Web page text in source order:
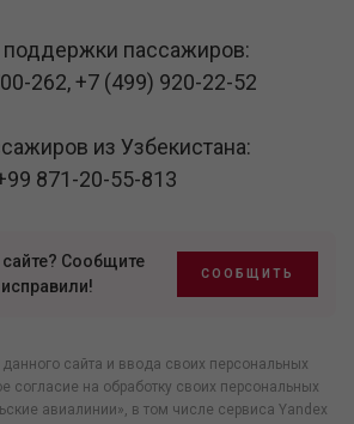
пассажиров:
262,+7 (499) 920-22-52
из Узбекистана:
871-20-55-813
Сообщите
СООБЩИТЬ
сайта и ввода своих персональных
согласие на обработку своих персональных
авиалинии», в том числе сервиса Yandex